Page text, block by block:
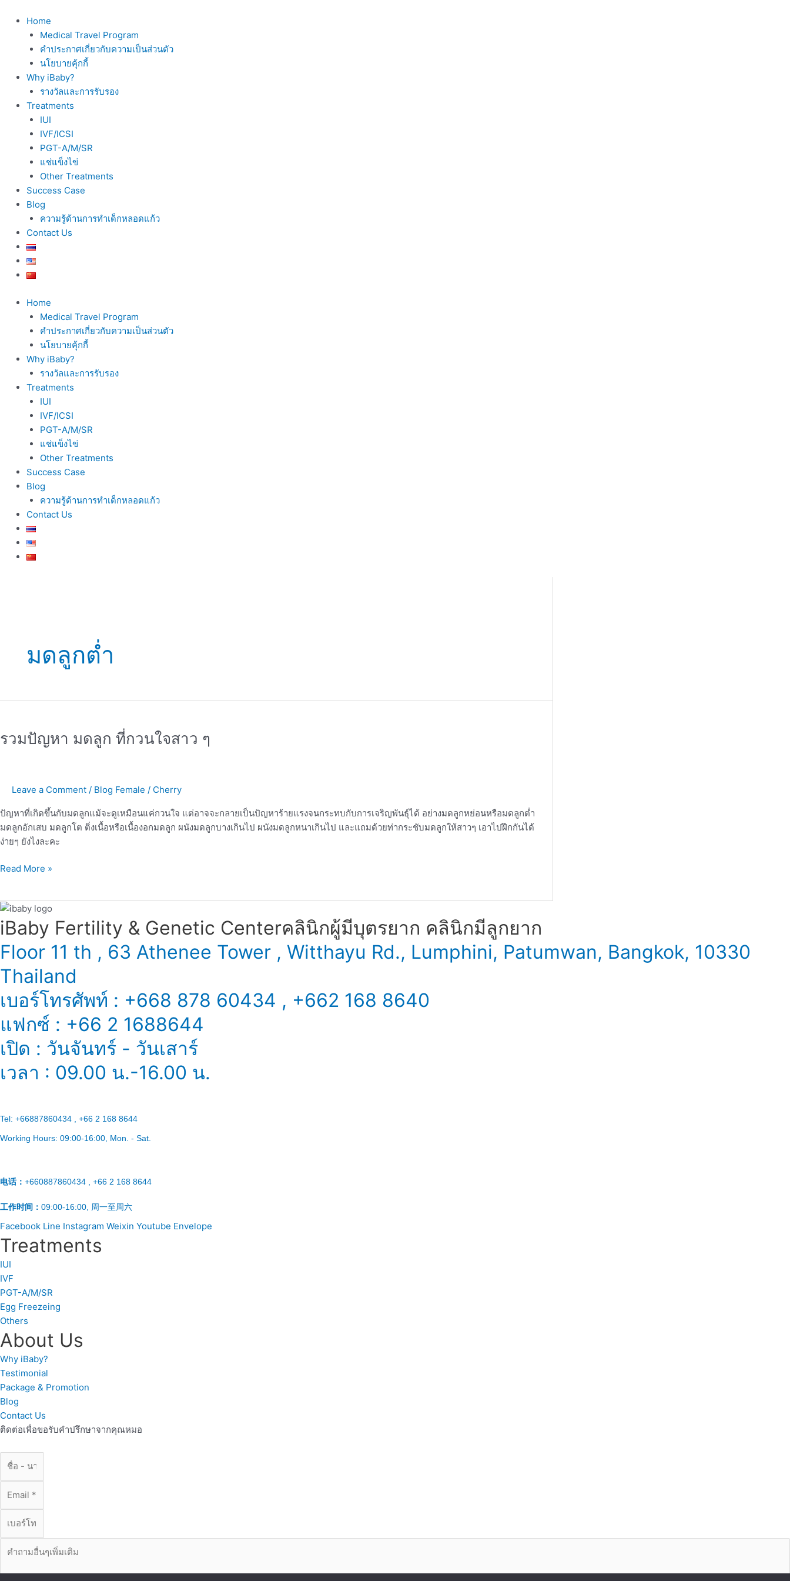
content
Home
Medical Travel Program
คำประกาศเกี่ยวกับความเป็นส่วนตัว
นโยบายคุ้กกี้
Why iBaby?
รางวัลและการรับรอง
Treatments
IUI
IVF/ICSI
PGT-A/M/SR
แช่แข็งไข่
Other Treatments
Success Case
Blog
ความรู้ด้านการทำเด็กหลอดแก้ว
Contact Us
Home
Medical Travel Program
คำประกาศเกี่ยวกับความเป็นส่วนตัว
นโยบายคุ้กกี้
Why iBaby?
รางวัลและการรับรอง
Treatments
IUI
IVF/ICSI
PGT-A/M/SR
แช่แข็งไข่
Other Treatments
Success Case
Blog
ความรู้ด้านการทำเด็กหลอดแก้ว
Contact Us
มดลูกต่ำ
รวมปัญหา มดลูก ที่กวนใจสาว ๆ
Leave a Comment / Blog Female / Cherry
ปัญหาที่เกิดขึ้นกับมดลูกแม้จะดูเหมือนแค่กวนใจ แต่อาจจะกลายเป็นปัญหาร้ายแรงจนกระทบกับการเจริญพันธ์ุได้ อย่างมดลูกหย่อนหรือมดลูกต่ำ
มดลูกอักเสบ มดลูกโต ติ่งเนื้อหรือเนื้องอกมดลูก ผนังมดลูกบางเกินไป ผนังมดลูกหนาเกินไป และแถมด้วยท่ากระชับมดลูกให้สาวๆ เอาไปฝึกกันได้
ง่ายๆ ยังไงละคะ
มดลูก
สาว
Read More »
iBaby Fertility & Genetic Center​ คลินิกผู้มีบุตรยาก คลินิกมีลูกยาก
Floor 11 th , 63 Athenee Tower , Witthayu Rd., Lumphini, Patumwan, Bangkok, 10330
Thailand
เบอร์โทรศัพท์ : +668 878 60434 , +662 168 8640
แฟกซ์ : +66 2 1688644
เปิด : วันจันทร์ - วันเสาร์
เวลา : 09.00 น.-16.00 น.
Tel: +66887860434 , +66 2 168 8644
Working Hours: 09:00-16:00 , Mon. - Sat.
电话： +660887860434 , +66 2 168 8644
工作时间： 09:00-16:00, 周一至周六
Facebook Line Instagram Weixin Youtube Envelope
Treatments
IUI
IVF
PGT-A/M/SR
Egg Freezeing
Others
About Us
Why iBaby?
Testimonial
Package & Promotion
Blog
Contact Us
ติดต่อเพื่อขอรับคำปรึกษาจากคุณหมอ